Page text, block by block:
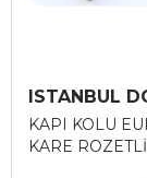
ISTANBUL
KAPI KOLU
KARE